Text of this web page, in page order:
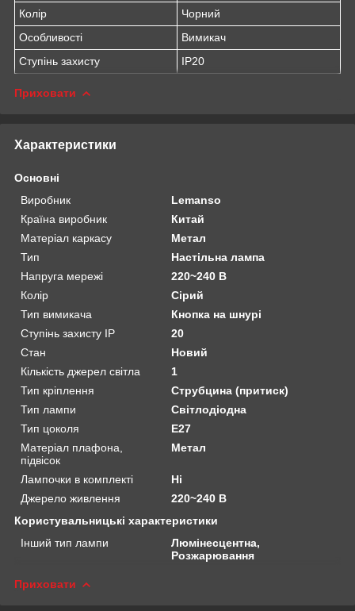
Колір
Чорний
Особливості
Вимикач
Ступінь захисту
IP20
Приховати
Характеристики
Основні
Виробник
Lemanso
Країна виробник
Китай
Матеріал каркасу
Метал
Тип
Настільна лампа
Напруга мережі
220~240 В
Колір
Сірий
Тип вимикача
Кнопка на шнурі
Ступінь захисту IP
20
Стан
Новий
Кількість джерел світла
1
Тип кріплення
Струбцина (притиск)
Тип лампи
Світлодіодна
Тип цоколя
E27
Матеріал плафона,
підвісок
Метал
Лампочки в комплекті
Ні
Джерело живлення
220~240 В
Користувальницькі характеристики
Інший тип лампи
Люмінесцентна,
Розжарювання
Приховати